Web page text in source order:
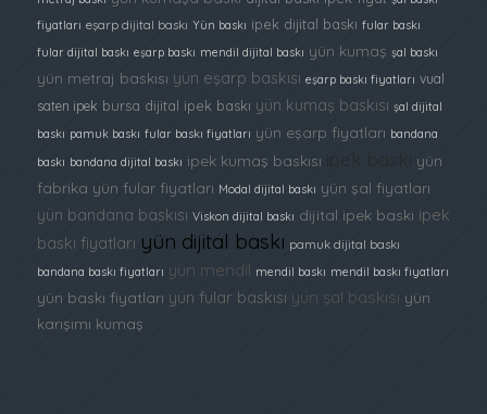
fiyatları eşarp dijital baskı Yün baskı ipek dijital baskı fular baskı
fular dijital baskı eşarp baskı mendil dijital baskı yün kumaş şal baskı
yün metraj baskısı yün eşarp baskısı eşarp baskı fiyatları vual
saten ipek bursa dijital ipek baskı yün kumaş baskısı şal dijital
baskı pamuk baskı fular baskı fiyatları yün eşarp fiyatları bandana
baskı bandana dijital baskı ipek kumaş baskısı
yün
fabrika yün fular fiyatları Modal dijital baskı yün şal fiyatları
yün bandana baskısı Viskon dijital baskı dijital ipek baskı ipek
baskı fiyatları yün dijital baskı pamuk dijital baskı
bandana baskı fiyatları yün mendil mendil baskı mendil baskı fiyatları
yün baskı fiyatları yün fular baskısı yün şal baskısı yün
karışımı kumaş